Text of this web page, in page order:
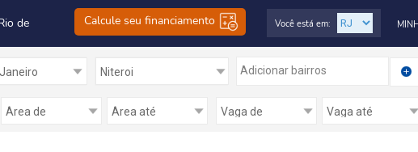
de
Calcule seu financiamento Você está em:
Adicionar bairros